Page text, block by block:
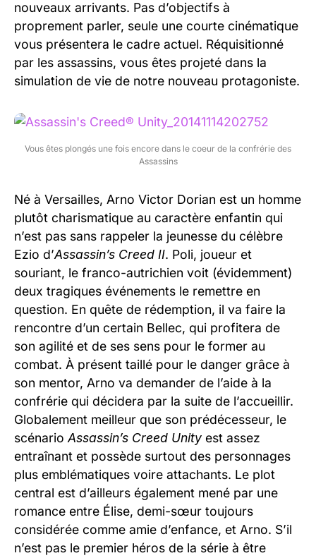
nouveaux arrivants. Pas d’objectifs à
proprement parler, seule une courte cinématique
vous présentera le cadre actuel. Réquisitionné
par les assassins, vous êtes projeté dans la
simulation de vie de notre nouveau protagoniste.
Vous êtes plongés une fois encore dans le coeur de la confrérie des
Assassins
Né à Versailles, Arno Victor Dorian est un homme
plutôt charismatique au caractère enfantin qui
n’est pas sans rappeler la jeunesse du célèbre
Ezio d’Assassin’s Creed II. Poli, joueur et
souriant, le franco-autrichien voit (évidemment)
deux tragiques événements le remettre en
question. En quête de rédemption, il va faire la
rencontre d’un certain Bellec, qui profitera de
son agilité et de ses sens pour le former au
combat. À présent taillé pour le danger grâce à
son mentor, Arno va demander de l’aide à la
confrérie qui décidera par la suite de l’accueillir.
Globalement meilleur que son prédécesseur, le
scénario Assassin’s Creed Unity est assez
entraînant et possède surtout des personnages
plus emblématiques voire attachants. Le plot
central est d’ailleurs également mené par une
romance entre Élise, demi-sœur toujours
considérée comme amie d’enfance, et Arno. S’il
n’est pas le premier héros de la série à être